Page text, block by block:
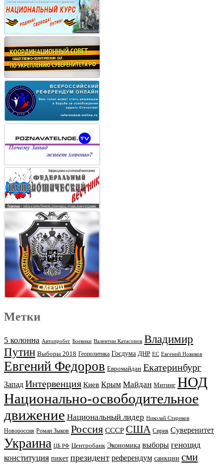
Метки
5 колонна Автопробег Боевики Валентин Катасонов Владимир
Путин Выборы 2018 Геополитика Госдума ДНР ЕС Евгений Новиков
Евгений Федоров Евромайдан Екатеринбург
Запад Интервенция Киев Крым Майдан Митинг НОД
Национально-освободительное
движение Национальный лидер Николай Стариков
Новороссия Роман Зыков Россия СССР США Сирия Суверенитет
Украина ЦБ РФ Центробанк Экономика выборы геноцид
конституция пикет президент референдум санкции сми